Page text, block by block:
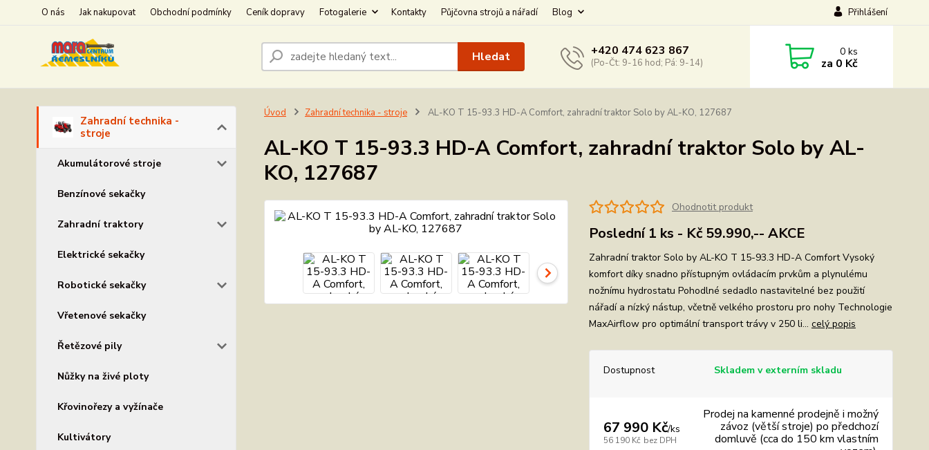
O nás Jak nakupovat Obchodní podmínky Ceník dopravy Fotogalerie Kontakty Půjčovna strojů a nářadí Blog Přihlášení
Hledat +420 474 623 867
(Po-Čt: 9-16 hod; Pá: 9-14)
0ks
za 0 Kč
Zahradní technika -
stroje
Akumulátorové stroje
Benzínové sekačky
Zahradní traktory
Elektrické sekačky
Robotické sekačky
Vřetenové sekačky
Řetězové pily
Nůžky na živé ploty
Křovinořezy a vyžínače
Kultivátory
Úvod Zahradní technika - stroje AL-KO T 15-93.3 HD-A Comfort, zahradní traktor Solo by AL-KO, 127687
AL-KO T 15-93.3 HD-A Comfort, zahradní traktor Solo by AL-
KO, 127687
Ohodnotit produkt
Poslední 1 ks - Kč 59.990,-- AKCE
Zahradní traktor Solo by AL-KO T 15-93.3 HD-A Comfort Vysoký
komfort díky snadno přístupným ovládacím prvkům a plynulému
nožnímu hydrostatu Pohodlné sedadlo nastavitelné bez použití
nářadí a nízký nástup, včetně velkého prostoru pro nohy Technologie
MaxAirflow pro optimální transport trávy v 250 li... celý popis
Dostupnost Skladem v externím skladu
67 990 Kč/ks
56 190 Kč bez DPH
Prodej na kamenné prodejně i možný
závoz (větší stroje) po předchozí
domluvě (cca do 150 km vlastním